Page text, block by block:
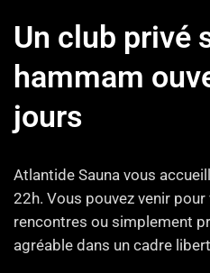
Un club privé
hammam
jours
Atlantide Sauna vous
22h. Vous pouvez venir
rencontres ou simplement
agréable dans un cadre